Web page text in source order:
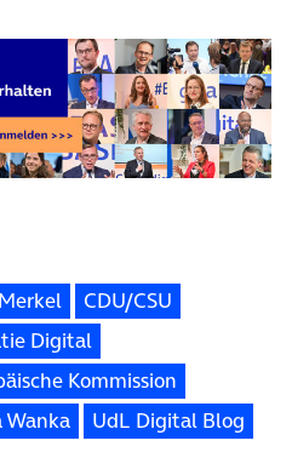
CDU/CSU
Digital
Kommission
Wanka
UdL Digital Blog